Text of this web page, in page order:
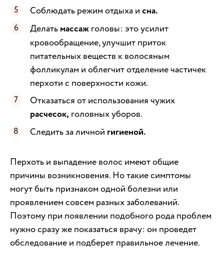
Соблюдать режим отдыха и сна.
Делать массаж головы: это усилит
кровообращение, улучшит приток
питательных веществ к волосяным
фолликулам и облегчит отделение частичек
перхоти с поверхности кожи.
Отказаться от использования чужих
расчесок, головных уборов.
Следить за личной гигиеной.
Перхоть и выпадение волос имеют общие
причины возникновения. Но такие симптомы
могут быть признаком одной болезни или
проявлением совсем разных заболеваний.
Поэтому при появлении подобного рода проблем
нужно сразу же показаться врачу: он проведет
обследование и подберет правильное лечение.